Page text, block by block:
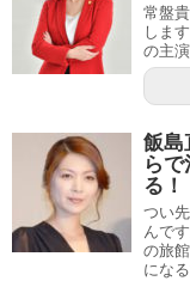
常盤
しま
の主
飯島
ら
る！
つい
んで
の旅
にな